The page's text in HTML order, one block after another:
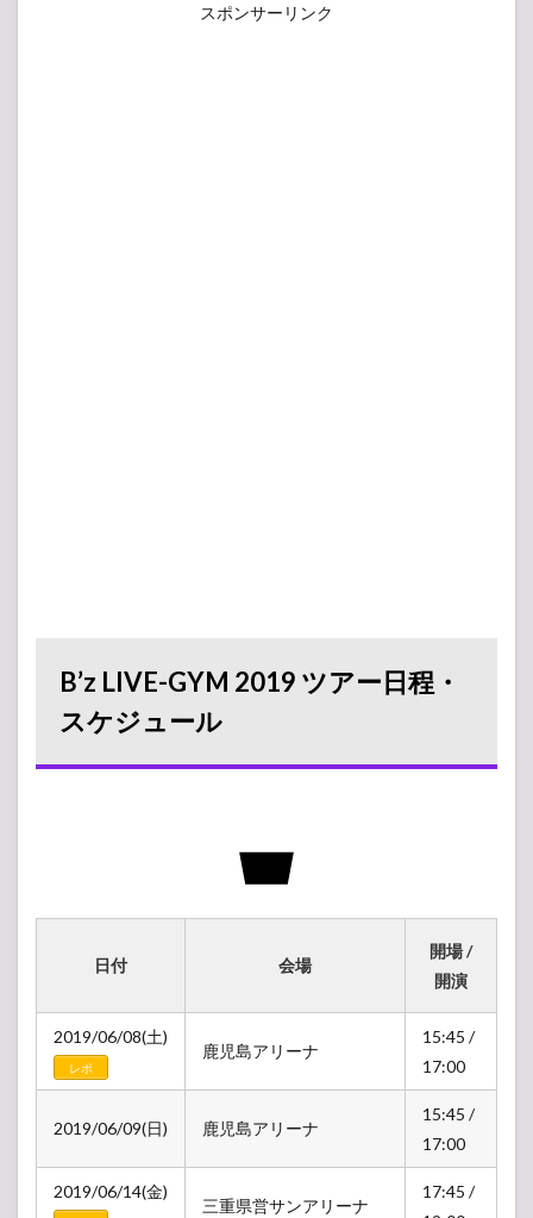
スポンサーリンク
B’z LIVE-GYM 2019 ツアー日程・
スケジュール
日付 会場
開場 /
開演
2019/06/08(土)
レポ
鹿児島アリーナ
15:45 /
17:00
2019/06/09(日) 鹿児島アリーナ
15:45 /
17:00
2019/06/14(金)
三重県営サンアリーナ
17:45 /